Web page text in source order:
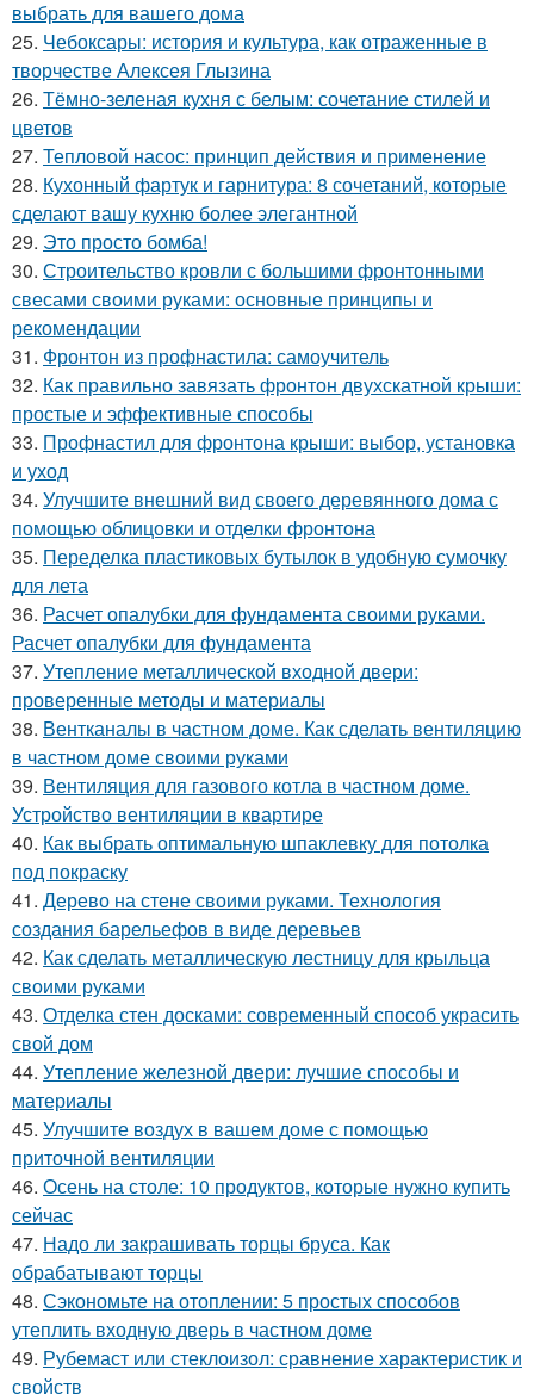
выбрать для вашего дома
25. Чебоксары: история и культура, как отраженные в
творчестве Алексея Глызина
26. Тёмно-зеленая кухня с белым: сочетание стилей и
цветов
27. Тепловой насос: принцип действия и применение
28. Кухонный фартук и гарнитура: 8 сочетаний, которые
сделают вашу кухню более элегантной
29. Это просто бомба!
30. Строительство кровли с большими фронтонными
свесами своими руками: основные принципы и
рекомендации
31. Фронтон из профнастила: самоучитель
32. Как правильно завязать фронтон двухскатной крыши:
простые и эффективные способы
33. Профнастил для фронтона крыши: выбор, установка
и уход
34. Улучшите внешний вид своего деревянного дома с
помощью облицовки и отделки фронтона
35. Переделка пластиковых бутылок в удобную сумочку
для лета
36. Расчет опалубки для фундамента своими руками.
Расчет опалубки для фундамента
37. Утепление металлической входной двери:
проверенные методы и материалы
38. Вентканалы в частном доме. Как сделать вентиляцию
в частном доме своими руками
39. Вентиляция для газового котла в частном доме.
Устройство вентиляции в квартире
40. Как выбрать оптимальную шпаклевку для потолка
под покраску
41. Дерево на стене своими руками. Технология
создания барельефов в виде деревьев
42. Как сделать металлическую лестницу для крыльца
своими руками
43. Отделка стен досками: современный способ украсить
свой дом
44. Утепление железной двери: лучшие способы и
материалы
45. Улучшите воздух в вашем доме с помощью
приточной вентиляции
46. Осень на столе: 10 продуктов, которые нужно купить
сейчас
47. Надо ли закрашивать торцы бруса. Как
обрабатывают торцы
48. Сэкономьте на отоплении: 5 простых способов
утеплить входную дверь в частном доме
49. Рубемаст или стеклоизол: сравнение характеристик и
свойств